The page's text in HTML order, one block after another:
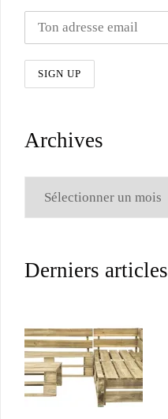
Archives
Derniers articles